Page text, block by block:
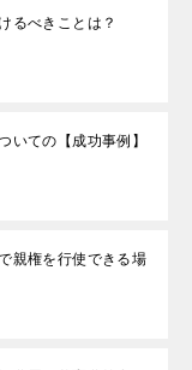
るべきことは？
いての【成功事例】
親権を行使できる場